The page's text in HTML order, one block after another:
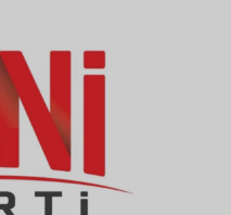
Hakan Yıldırım:
uzatmak sizin haddinize değildir”
Ela Nur şelalede hayatını